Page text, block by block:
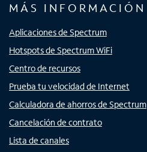
MÁS INFORMACIÓN
Aplicaciones de Spectrum
Hotspots de Spectrum WiFi
Centro de recursos
Prueba tu velocidad de Internet
Calculadora de ahorros de Spectrum
Cancelación de contrato
Lista de canales